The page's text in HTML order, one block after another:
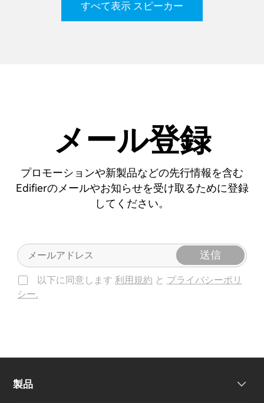
すべて表示 スピーカー
メール登録
プロモーションや新製品などの先行情報を含む
Edifierのメールやお知らせを受け取るために登録
してください。
送信
以下に同意します 利用規約 と プライバシーポリ
シー.
製品